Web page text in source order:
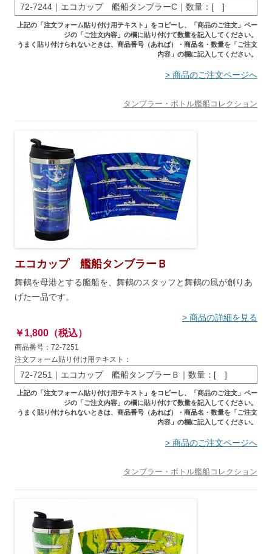
72-7244｜エコカップ 艦船タンブラーC｜数量：[ ]
上記の「注文フォーム貼り付け用テキスト」をコピーし、「商品のご注文」ペー
ジの「ご注文内容」の欄に貼り付けて数量を記入してください。
うまく貼り付けられないときは、商品番号（あれば）・商品名・数量を「ご注文
内容」の欄に記入してください。
> 商品のご注文ページへ
タンブラー・ボトル艦船コレクション
エコカップ 艦船タンブラーＢ
舞鶴を母港とする艦船を、舞鶴のスタッフと舞鶴の風が創りあ
げた一品です。
> 商品の詳細を見る
￥1,800（税込）
商品番号：72-7251
注文フォーム貼り付け用テキスト：
72-7251｜エコカップ 艦船タンブラーＢ｜数量：[ ]
上記の「注文フォーム貼り付け用テキスト」をコピーし、「商品のご注文」ペー
ジの「ご注文内容」の欄に貼り付けて数量を記入してください。
うまく貼り付けられないときは、商品番号（あれば）・商品名・数量を「ご注文
内容」の欄に記入してください。
> 商品のご注文ページへ
タンブラー・ボトル艦船コレクション